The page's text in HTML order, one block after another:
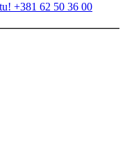
+381 62 50 36 00